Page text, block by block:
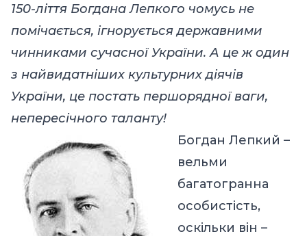
150-ліття Богдана Лепкого чомусь не
помічається, ігнорується державними
чинниками сучасної України. А це ж один
з найвидатніших культурних діячів
України, це постать першорядної ваги,
непересічного таланту!
Богдан Лепкий –
вельми
багатогранна
особистість,
оскільки він –